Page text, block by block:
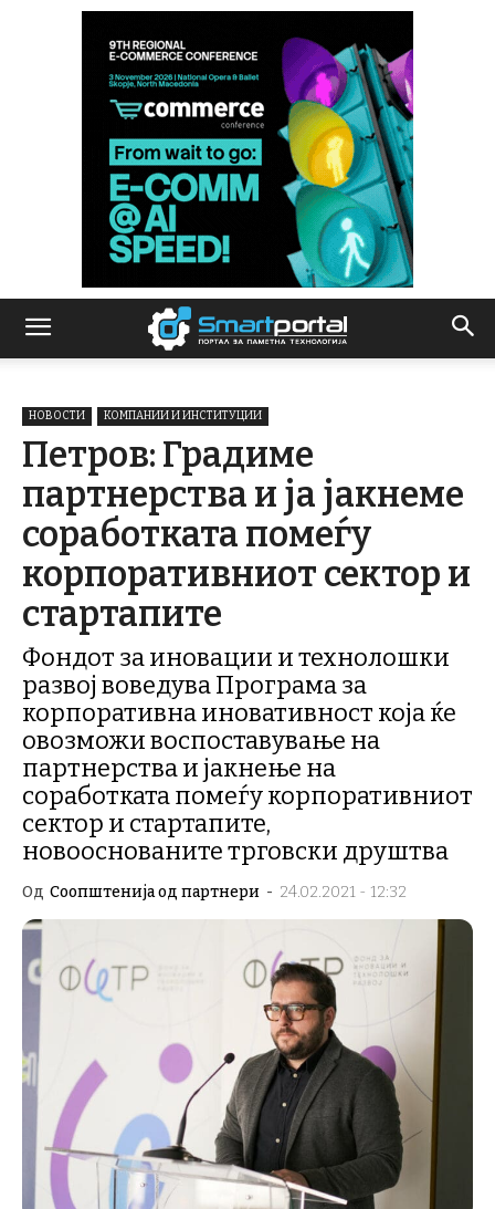
НОВОСТИ КОМПАНИИ И ИНСТИТУЦИИ
Петров: Градиме
партнерства и ја јакнеме
соработката помеѓу
корпоративниот сектор и
стартапите
Фондот за иновации и технолошки
развој воведува Програма за
корпоративна иновативност која ќе
овозможи воспоставување на
партнерства и јакнење на
соработката помеѓу корпоративниот
сектор и стартапите,
новооснованите трговски друштва
Од Соопштенија од партнери - 24.02.2021 - 12:32